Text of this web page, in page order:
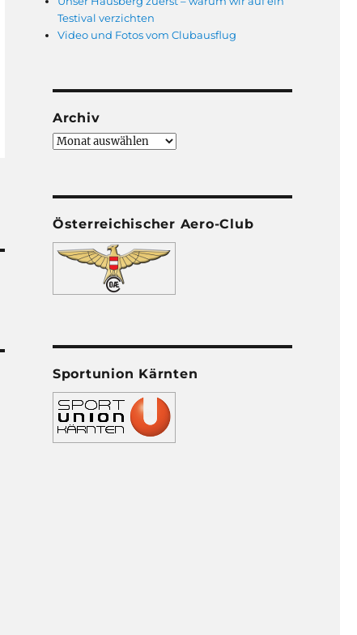
Testival verzichten
Video und Fotos vom Clubausflug
Archiv
Archiv
Österreichischer Aero-Club
Sportunion Kärnten